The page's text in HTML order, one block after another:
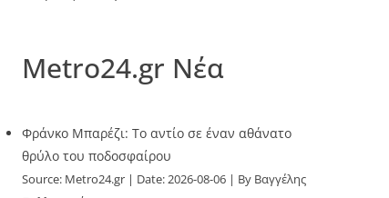
Metro24.gr Νέα
Φράνκο Μπαρέζι: Το αντίο σε έναν αθάνατο
θρύλο του ποδοσφαίρου
Source: Metro24.gr Date: 2026-08-06
By Βαγγέλης